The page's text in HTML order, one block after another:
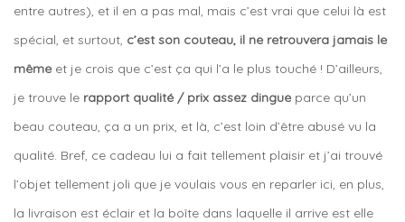
entre autres), et il en a pas mal, mais c’est vrai que celui là est
spécial, et surtout, c’est son couteau, il ne retrouvera jamais le
même et je crois que c’est ça qui l’a le plus touché ! D’ailleurs,
je trouve le rapport qualité / prix assez dingue parce qu’un
beau couteau, ça a un prix, et là, c’est loin d’être abusé vu la
qualité. Bref, ce cadeau lui a fait tellement plaisir et j’ai trouvé
l’objet tellement joli que je voulais vous en reparler ici, en plus,
la livraison est éclair et la boîte dans laquelle il arrive est elle